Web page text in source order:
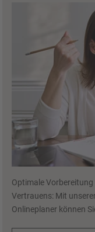
Optimale
Vertrauens: Mit
Onlineplaner können